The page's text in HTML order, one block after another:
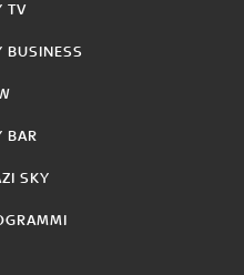
TV
BUSINESS
BAR
SKY